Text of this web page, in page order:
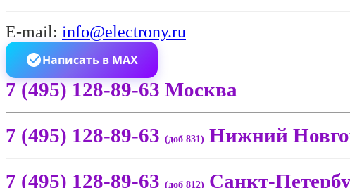
E-mail: info@electrony.ru
Написать в MAX
7 (495) 128-89-63 Москва
7 (495) 128-89-63 (доб 831) Нижний
7 (495) 128-89-63 (доб 812) Санкт-